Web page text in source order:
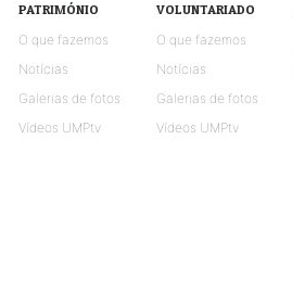
PATRIMÓNIO
O que fazemos
Notícias
Galerias de fotos
Vídeos UMPtv
VOLUNTARIADO
O que fazemos
Notícias
Galerias de fotos
Vídeos UMPtv